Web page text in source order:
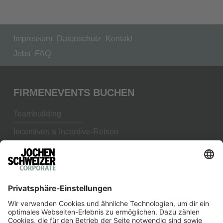
Impressum Datenschutz
Kontakt
Jobs
FAQ
FIRMENEVENTS BUCHEN
Teambuilding
Incentives & Incentive-Reisen
Betriebsausflug
Erlebnis bringt Ergebnis
JOCHEN SCHWEIZER ARENA
Teambuilding in München